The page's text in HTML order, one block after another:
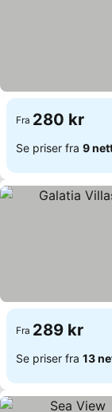
Fra 280 kr
Se priser fra 9
Fra 289 kr
Se priser fra 13